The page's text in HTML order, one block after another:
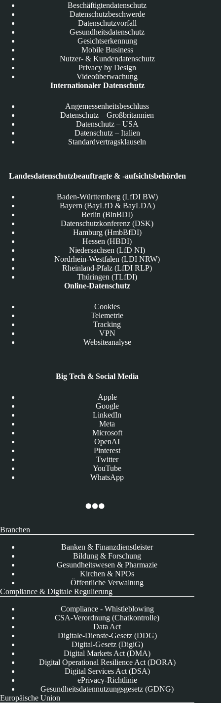
Beschäftigtendatenschutz
Datenschutzbeschwerde
Datenschutzvorfall
Gesundheitsdatenschutz
Gesichtserkennung
Mobile Business
Nutzer- & Kundendatenschutz
Privacy by Design
Videoüberwachung
Internationaler Datenschutz
Angemessenheitsbeschluss
Datenschutz – Großbritannien
Datenschutz – USA
Datenschutz – Italien
Standardvertragsklauseln
Landesdatenschutzbeauftragte & -aufsichtsbehörden
Baden-Württemberg (LfDI BW)
Bayern (BayLfD & BayLDA)
Berlin (BlnBDI)
Datenschutzkonferenz (DSK)
Hamburg (HmbBfDI)
Hessen (HBDI)
Niedersachsen (LfD NI)
Nordrhein-Westfalen (LDI NRW)
Rheinland-Pfalz (LfDI RLP)
Thüringen (TLfDI)
Online-Datenschutz
Cookies
Telemetrie
Tracking
VPN
Websiteanalyse
Big Tech & Social Media
Apple
Google
LinkedIn
Meta
Microsoft
OpenAI
Pinterest
Twitter
YouTube
WhatsApp
Branchen
Banken & Finanzdienstleister
Bildung & Forschung
Gesundheitswesen & Pharmazie
Kirchen & NPOs
Öffentliche Verwaltung
Compliance & Digitale Regulierung
Compliance - Whistleblowing
CSA-Verordnung (Chatkontrolle)
Data Act
Digitale-Dienste-Gesetz (DDG)
Digital-Gesetz (DigiG)
Digital Markets Act (DMA)
Digital Operational Resilience Act (DORA)
Digital Services Act (DSA)
ePrivacy-Richtlinie
Gesundheitsdatennutzungsgesetz (GDNG)
Europäische Union